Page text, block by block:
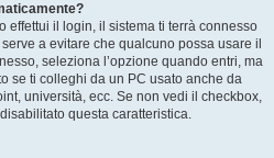
effettui il login, il sistema ti terrà connesso
a evitare che qualcuno possa usare il
seleziona l’opzione quando entri, ma
se ti colleghi da un PC usato anche da
università, ecc. Se non vedi il checkbox,
questa caratteristica.